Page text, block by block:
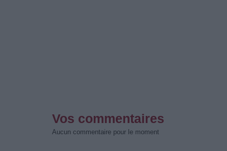
Vos commentaires
Aucun commentaire pour le moment